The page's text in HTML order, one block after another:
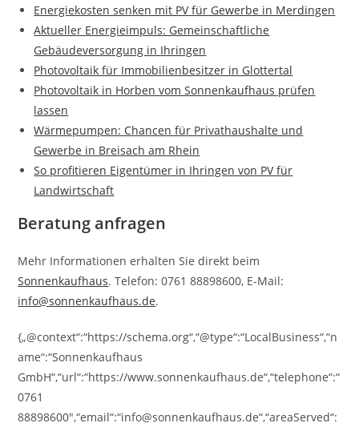
Energiekosten senken mit PV für Gewerbe in Merdingen
Aktueller Energieimpuls: Gemeinschaftliche
Gebäudeversorgung in Ihringen
Photovoltaik für Immobilienbesitzer in Glottertal
Photovoltaik in Horben vom Sonnenkaufhaus prüfen
lassen
Wärmepumpen: Chancen für Privathaushalte und
Gewerbe in Breisach am Rhein
So profitieren Eigentümer in Ihringen von PV für
Landwirtschaft
Beratung anfragen
Mehr Informationen erhalten Sie direkt beim
Sonnenkaufhaus. Telefon: 0761 88898600, E-Mail:
info@sonnenkaufhaus.de.
{„@context“:“https://schema.org“,“@type“:“LocalBusiness“,“n
ame“:“Sonnenkaufhaus
GmbH“,“url“:“https://www.sonnenkaufhaus.de“,“telephone“:“
0761
88898600″,“email“:“info@sonnenkaufhaus.de“,“areaServed“: